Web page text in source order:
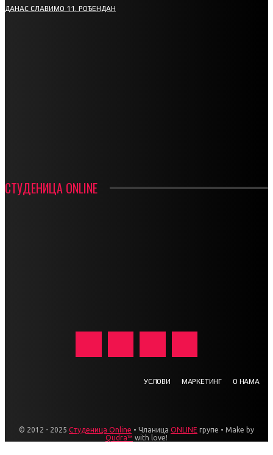
ДАНАС СЛАВИМО 11. РОЂЕНДАН
СТУДЕНИЦА ONLINE
УСЛОВИ МАРКЕТИНГ О НАМА
© 2012 - 2025 Студеница Online • Чланица ONLINE групе • Make by
Qudra™ with love!